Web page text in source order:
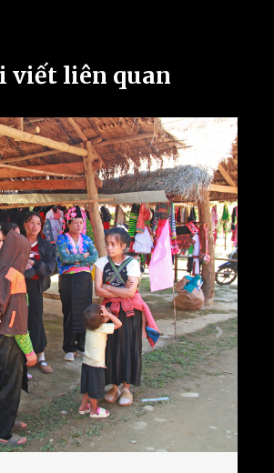
viết liên quan